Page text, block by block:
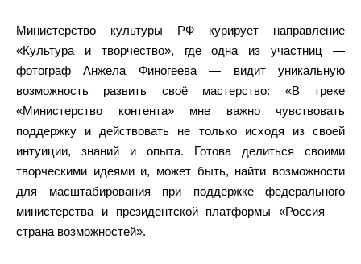
Министерство культуры РФ курирует направление
«Культура и творчество», где одна из участниц —
фотограф Анжела Финогеева — видит уникальную
возможность развить своё мастерство: «В треке
«Министерство контента» мне важно чувствовать
поддержку и действовать не только исходя из своей
интуиции, знаний и опыта. Готова делиться своими
творческими идеями и, может быть, найти возможности
для масштабирования при поддержке федерального
министерства и президентской платформы «Россия —
страна возможностей».